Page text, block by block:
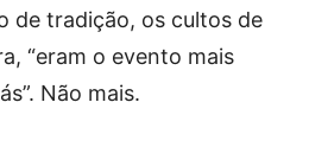
de tradição, os cultos de
“eram o evento mais
Não mais.